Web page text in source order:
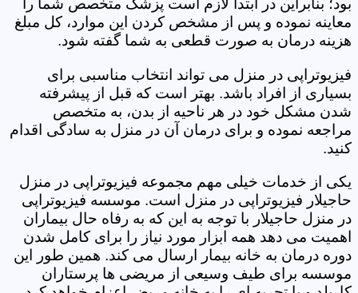
بود؛ بنابراین در ابتدا لازم است پزشک متخصص شما را
معاینه نموده و پس از مشخص کردن این موارد، کل مبلغ
هزینه درمان به صورت قطعی به شما گفته شود.
فیزیوتراپی در منزل می تواند انتخاب مناسبی برای
بسیاری از افراد باشد. بهتر است که قبل از پیشرفته
شدن مشکل خود در هر ناحیه از بدن، به متخصص
مراجعه نموده و برای درمان آن در منزل به سادگی اقدام
کنید.
یکی از خدمات خیلی مهم مجموعه فیزیوتراپی در منزل
حاجیلار فیزیوتراپی در منزل است. موسسه فیزیوتراپی
در منزل حاجیلار با توجه به این که به رفاه حال بیماران
اهمیت می دهد همه ابزار مورد نیاز را برای کامل شدن
دوره درمان به خانه بیمار ارسال می کند. همین طور این
موسسه برای طیف وسیعی از مریضی ها پرستاران